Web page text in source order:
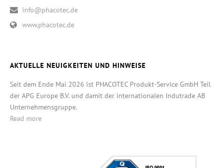
info@phacotec.de
www.phacotec.de
AKTUELLE NEUIGKEITEN UND HINWEISE
Seit dem Ende Mai 2026 ist PHACOTEC Produkt-Service GmbH Teil
der APG Europe B.V. und damit der internationalen Indutrade AB
Unternehmensgruppe.
Read more